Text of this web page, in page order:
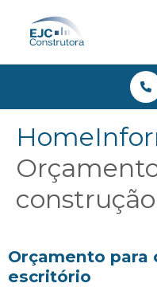
Home
Orçamento para
escritório